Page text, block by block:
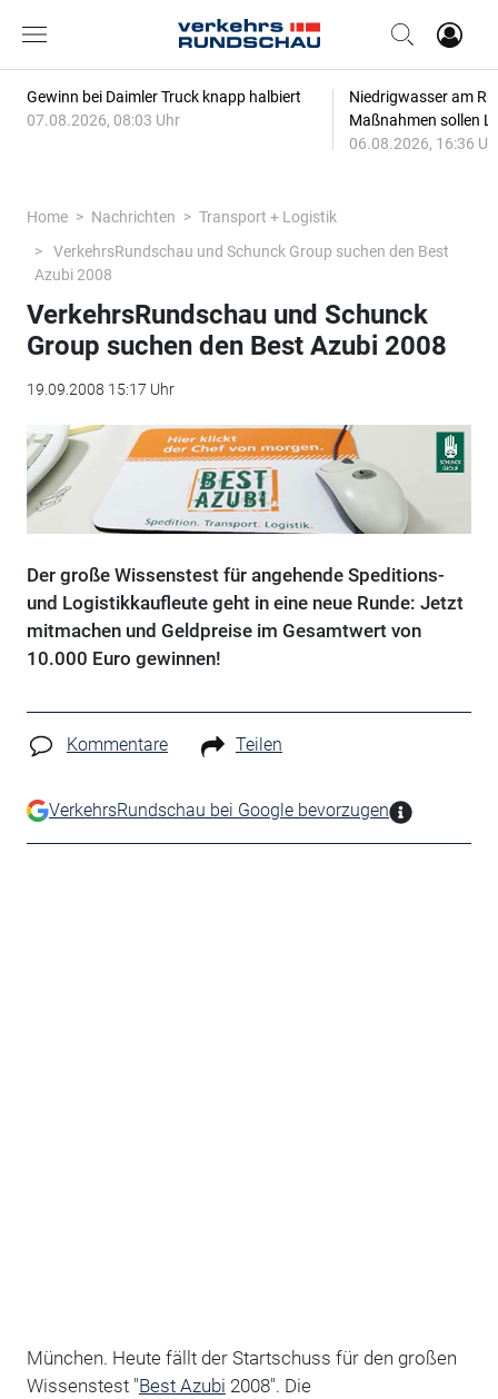
Gewinn bei Daimler Truck knapp halbiert
07.08.2026, 08:03 Uhr
Niedrigwasser am
Maßnahmen sollen
06.08.2026, 16:36
Home Nachrichten
Transport + Logistik
VerkehrsRundschau und Schunck Group suchen den Best
Azubi 2008
VerkehrsRundschau und Schunck
Group suchen den Best Azubi 2008
19.09.2008 15:17 Uhr
Der große Wissenstest für angehende Speditions-
und Logistikkaufleute geht in eine neue Runde: Jetzt
mitmachen und Geldpreise im Gesamtwert von
10.000 Euro gewinnen!
Kommentare Teilen
VerkehrsRundschau bei Google bevorzugen
München. Heute fällt der Startschuss für den großen
Wissenstest "Best Azubi 2008". Die